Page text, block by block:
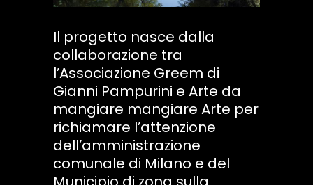
Il progetto nasce dalla
collaborazione tra
l’Associazione Greem di
Gianni Pampurini e Arte da
mangiare mangiare Arte per
richiamare l’attenzione
dell’amministrazione
comunale di Milano e del